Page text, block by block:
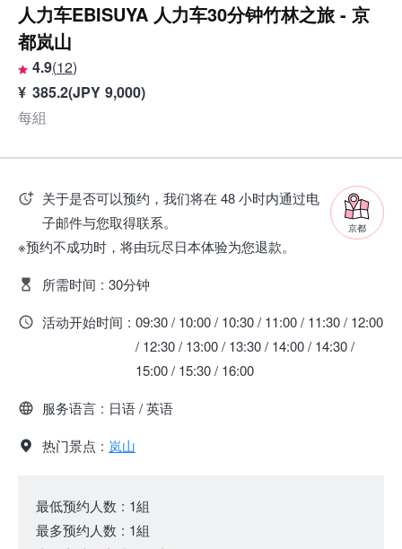
人力车EBISUYA 人力车30分钟竹林之旅 - 京
都岚山
4.9(12)
¥ 385.2(JPY 9,000)
每組
京都
关于是否可以预约，我们将在 48 小时内通过电
子邮件与您取得联系。
※预约不成功时，将由玩尽日本体验为您退款。
所需时间 : 30分钟
活动开始时间 : 09:30 / 10:00 / 10:30 / 11:00 / 11:30 / 12:00
/ 12:30 / 13:00 / 13:30 / 14:00 / 14:30 /
15:00 / 15:30 / 16:00
服务语言 : 日语 / 英语
热门景点 : 岚山
最低预约人数 : 1組
最多预约人数 : 1組